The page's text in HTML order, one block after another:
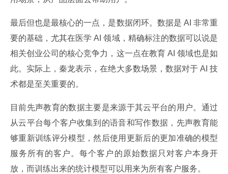
最后但也是最核心的一点，是数据闭环。数据是 AI 非常重
要的基础，尤其在医学 AI 领域，精确标注的数据可以说是
相关创业公司的核心竞争力，这一点在教育 AI 领域也是如
此。实际上，秦龙表示，在绝大多数场景，数据对于 AI 技
术都是至关重要的。
目前先声教育的数据主要是来源于其云平台的用户。通过
从云平台每个客户收集到的语音和写作数据，先声教育能
够重新训练评分模型，然后使用更新后的更加准确的模型
服务所有的客户。每个客户的原始数据只对客户本身开
放，而训练出来的统计模型可以用来为所有客户服务。